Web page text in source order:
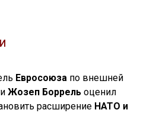
Евросоюза по внешней
Жозеп Боррель оценил
расширение НАТО и